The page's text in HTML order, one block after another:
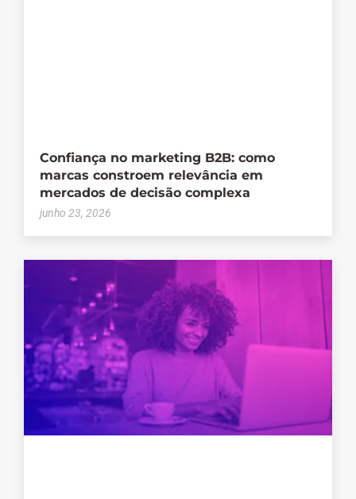
Confiança no marketing B2B: como
marcas constroem relevância em
mercados de decisão complexa
junho 23, 2026